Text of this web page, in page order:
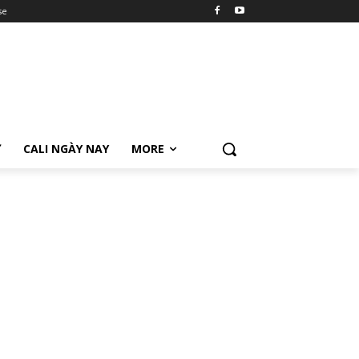
CALI NGÀY NAY MORE